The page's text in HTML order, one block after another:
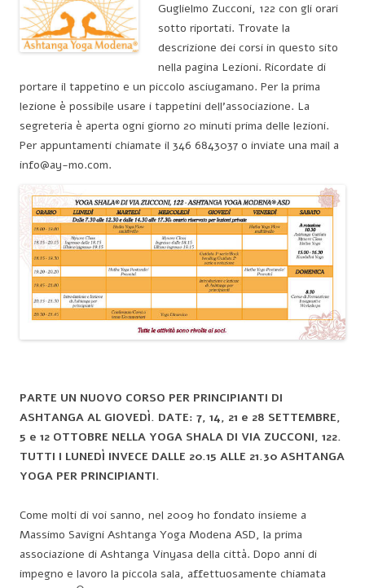
Guglielmo Zucconi, 122 con gli orari
sotto riportati. Trovate la
descrizione dei corsi in questo sito
nella pagina Lezioni. Ricordate di
portare il tappetino e un piccolo asciugamano. Per la prima
lezione è possibile usare i tappetini dell’associazione. La
segreteria è aperta ogni giorno 20 minuti prima delle lezioni.
Per appuntamenti chiamate il 346 6843037 o inviate una mail a
info@ay-mo.com.
PARTE UN NUOVO CORSO PER PRINCIPIANTI DI
ASHTANGA AL GIOVEDÌ. DATE: 7, 14, 21 e 28 SETTEMBRE,
5 e 12 OTTOBRE NELLA YOGA SHALA DI VIA ZUCCONI, 122.
TUTTI I LUNEDÌ INVECE DALLE 20.15 ALLE 21.30 ASHTANGA
YOGA PER PRINCIPIANTI.
Come molti di voi sanno, nel 2009 ho fondato insieme a
Massimo Savigni Ashtanga Yoga Modena ASD, la prima
associazione di Ashtanga Vinyasa della città. Dopo anni di
impegno e lavoro la piccola sala, affettuosamente chiamata